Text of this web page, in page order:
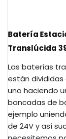
Batería
Translúcida
Las baterías
están
uno haciendo
bancadas de
ejemplo
de 24Vy así